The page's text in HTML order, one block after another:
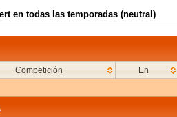
en todas las temporadas (neutral)
Competición En